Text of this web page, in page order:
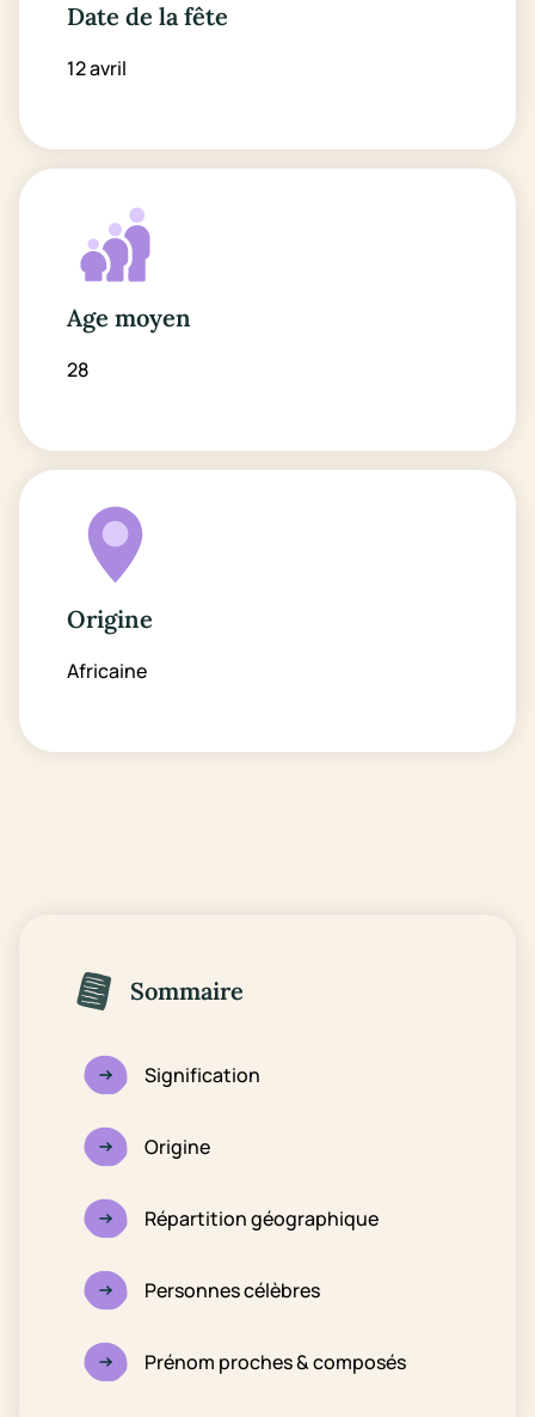
Date de la fête
12 avril
Age moyen
28
Origine
Africaine
Sommaire
Signification
Origine
Répartition géographique
Personnes célèbres
Prénom proches & composés